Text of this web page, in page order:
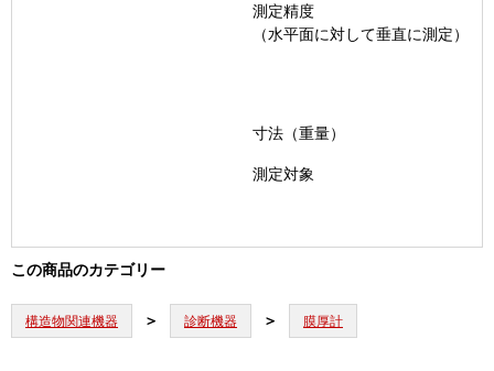
測定精度
（水平面に対して垂直に測定）
寸法（重量）
測定対象
この商品のカテゴリー
構造物関連機器 診断機器 膜厚計